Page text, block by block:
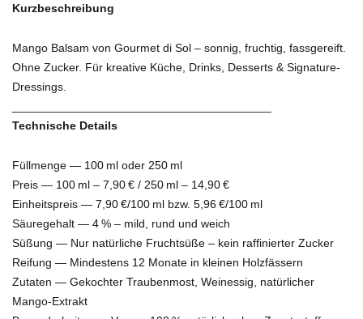
Kurzbeschreibung
Mango Balsam von Gourmet di Sol – sonnig, fruchtig, fassgereift.
Ohne Zucker. Für kreative Küche, Drinks, Desserts & Signature-
Dressings.
Technische Details
Füllmenge — 100 ml oder 250 ml
Preis — 100 ml – 7,90 € / 250 ml – 14,90 €
Einheitspreis — 7,90 €/100 ml bzw. 5,96 €/100 ml
Säuregehalt — 4 % – mild, rund und weich
Süßung — Nur natürliche Fruchtsüße – kein raffinierter Zucker
Reifung — Mindestens 12 Monate in kleinen Holzfässern
Zutaten — Gekochter Traubenmost, Weinessig, natürlicher
Mango-Extrakt